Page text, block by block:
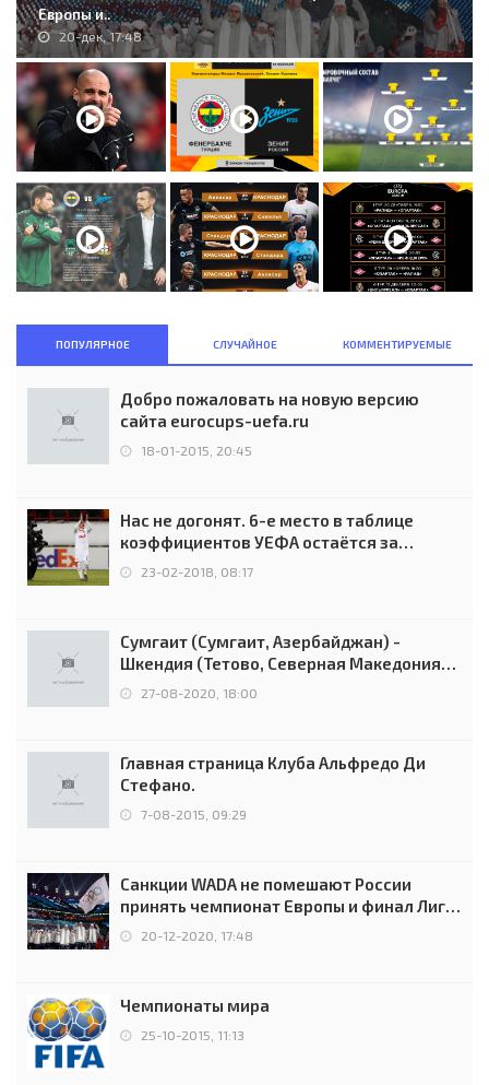
Европы и..
20-дек, 17:48
ПОПУЛЯРНОЕ СЛУЧАЙНОЕ КОММЕНТИРУЕМЫЕ
Добро пожаловать на новую версию
сайта eurocups-uefa.ru
18-01-2015, 20:45
Нас не догонят. 6-е место в таблице
коэффициентов УЕФА остаётся за
Россией
23-02-2018, 08:17
Сумгаит (Сумгаит, Азербайджан) -
Шкендия (Тетово, Северная Македония) -
0:2 (0:0)
27-08-2020, 18:00
Главная страница Клуба Альфредо Ди
Стефано.
7-08-2015, 09:29
Санкции WADA не помешают России
принять чемпионат Европы и финал Лиги
чемпионов.
20-12-2020, 17:48
Чемпионаты мира
25-10-2015, 11:13